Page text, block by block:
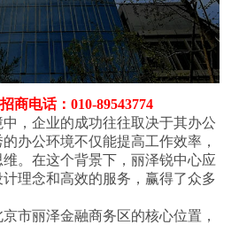
商电话：010-89543774
，企业的成功往往取决于其办公
办公环境不仅能提高工作效率，
。在这个背景下，丽泽锐中心应
理念和高效的服务，赢得了众多
市丽泽金融商务区的核心位置，